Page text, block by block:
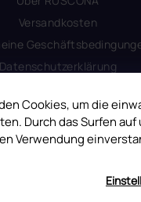
Cookies, um die
Durch das Surfen
Verwendung
Versandkosten
Datenschutzerklärung
FÜR SIE